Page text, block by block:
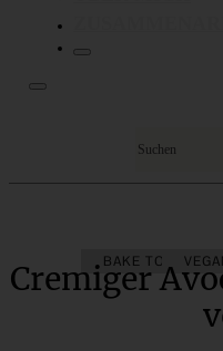
BAKE TOGETHER
Cremiger